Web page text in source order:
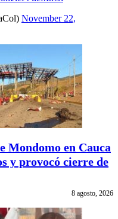
November 22,
Mondomo en Cauca
y provocó cierre de
8 agosto, 2026